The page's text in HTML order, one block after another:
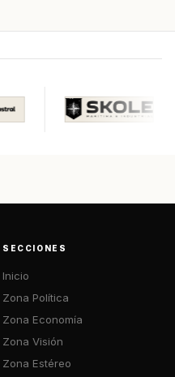
SECCIONES
Inicio
Zona Política
Zona Economía
Zona Visión
Zona Estéreo